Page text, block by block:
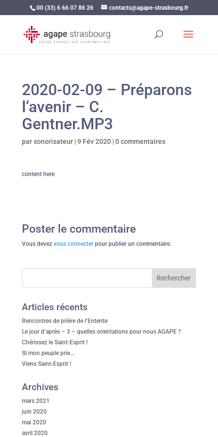
00 (33) 6 66 07 86 26 contacts@agape-strasbourg.fr
2020-02-09 – Préparons
l’avenir – C.
Gentner.MP3
parsonorisateur|9 Fév 2020|0 commentaires
content here
Poster le commentaire
Vous devez vous connecterpour publier un commentaire.
Articles récents
Rencontres de prière de l’Entente
Le jour d’après – 3 – quelles orientations pour nous AGAPE ?
Chérissez le Saint-Esprit !
Si mon peuple prie…
Viens Saint-Esprit !
Archives
mars 2021
juin 2020
mai 2020
avril 2020